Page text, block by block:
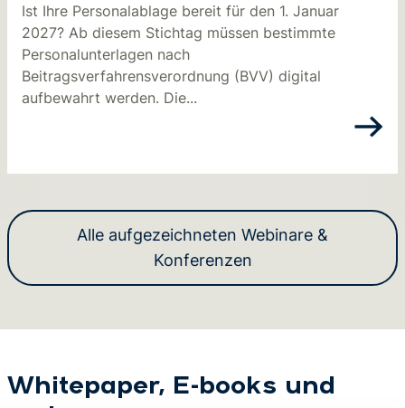
Ist Ihre Personalablage bereit für den 1. Januar
2027? Ab diesem Stichtag müssen bestimmte
Personalunterlagen nach
Beitragsverfahrensverordnung (BVV) digital
aufbewahrt werden. Die...
Alle aufgezeichneten Webinare &
Konferenzen
Whitepaper, E-books und